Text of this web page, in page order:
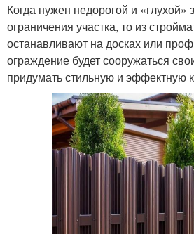
Когда нужен недорогой и «глухой»
ограничения участка, то из
останавливают на досках или
ограждение будет сооружаться
придумать стильную и эффектную